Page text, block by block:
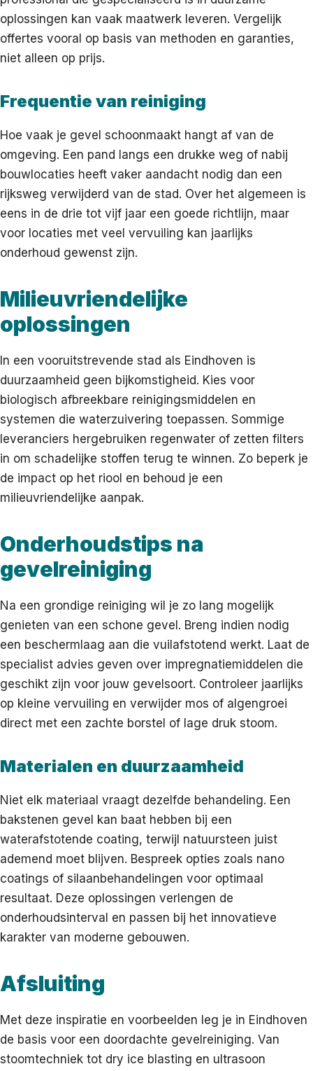
oplossingen kan vaak maatwerk leveren. Vergelijk
offertes vooral op basis van methoden en garanties,
niet alleen op prijs.
Frequentie van reiniging
Hoe vaak je gevel schoonmaakt hangt af van de
omgeving. Een pand langs een drukke weg of nabij
bouwlocaties heeft vaker aandacht nodig dan een
rijksweg verwijderd van de stad. Over het algemeen is
eens in de drie tot vijf jaar een goede richtlijn, maar
voor locaties met veel vervuiling kan jaarlijks
onderhoud gewenst zijn.
Milieuvriendelijke
oplossingen
In een vooruitstrevende stad als Eindhoven is
duurzaamheid geen bijkomstigheid. Kies voor
biologisch afbreekbare reinigingsmiddelen en
systemen die waterzuivering toepassen. Sommige
leveranciers hergebruiken regenwater of zetten filters
in om schadelijke stoffen terug te winnen. Zo beperk je
de impact op het riool en behoud je een
milieuvriendelijke aanpak.
Onderhoudstips na
gevelreiniging
Na een grondige reiniging wil je zo lang mogelijk
genieten van een schone gevel. Breng indien nodig
een beschermlaag aan die vuilafstotend werkt. Laat de
specialist advies geven over impregnatiemiddelen die
geschikt zijn voor jouw gevelsoort. Controleer jaarlijks
op kleine vervuiling en verwijder mos of algengroei
direct met een zachte borstel of lage druk stoom.
Materialen en duurzaamheid
Niet elk materiaal vraagt dezelfde behandeling. Een
bakstenen gevel kan baat hebben bij een
waterafstotende coating, terwijl natuursteen juist
ademend moet blijven. Bespreek opties zoals nano
coatings of silaanbehandelingen voor optimaal
resultaat. Deze oplossingen verlengen de
onderhoudsinterval en passen bij het innovatieve
karakter van moderne gebouwen.
Afsluiting
Met deze inspiratie en voorbeelden leg je in Eindhoven
de basis voor een doordachte gevelreiniging. Van
stoomtechniek tot dry ice blasting en ultrasoon